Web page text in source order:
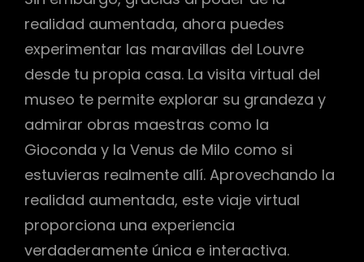
realidad aumentada, ahora puedes
experimentar las maravillas del Louvre
desde tu propia casa. La visita virtual del
museo te permite explorar su grandeza y
admirar obras maestras como la
Gioconda y la Venus de Milo como si
estuvieras realmente allí. Aprovechando la
realidad aumentada, este viaje virtual
proporciona una experiencia
verdaderamente única e interactiva.